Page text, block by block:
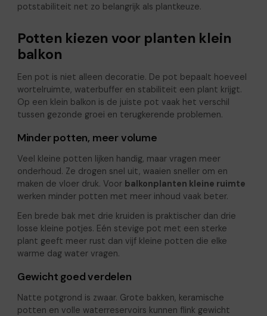
potstabiliteit net zo belangrijk als plantkeuze.
Potten kiezen voor planten klein
balkon
Een pot is niet alleen decoratie. De pot bepaalt hoeveel
wortelruimte, waterbuffer en stabiliteit een plant krijgt.
Op een klein balkon is de juiste pot vaak het verschil
tussen gezonde groei en terugkerende problemen.
Minder potten, meer volume
Veel kleine potten lijken handig, maar vragen meer
onderhoud. Ze drogen snel uit, waaien sneller om en
maken de vloer druk. Voor balkonplanten kleine ruimte
werken minder potten met meer inhoud vaak beter.
Een brede bak met drie kruiden is praktischer dan drie
losse kleine potjes. Eén stevige pot met een sterke
plant geeft meer rust dan vijf kleine potten die elke
warme dag water vragen.
Gewicht goed verdelen
Natte potgrond is zwaar. Grote bakken, keramische
potten en volle waterreservoirs kunnen flink gewicht